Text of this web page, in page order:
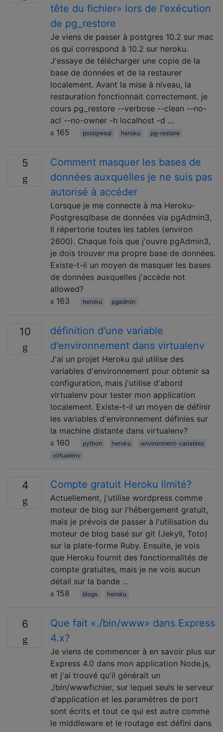
tête du fichier» lors de l'exécution
de pg_restore
Je viens de passer à postgres 10.2 sur mac
os qui correspond à 10.2 sur heroku.
J'essaye de télécharger une copie de la
base de données et de la restaurer
localement. Avant la mise à niveau, la
restauration fonctionnait correctement. je
cours pg_restore --verbose --clean --no-
acl --no-owner -h localhost -d …
165
postgresql heroku pg-restore
5
Comment masquer les bases de
données auxquelles je ne suis pas
autorisé à accéder
Lorsque je me connecte à ma Heroku-
Postgresqlbase de données via pgAdmin3,
Il répertorie toutes les tables (environ
2600). Chaque fois que j'ouvre pgAdmin3,
je dois trouver ma propre base de données.
Existe-t-il un moyen de masquer les bases
de données auxquelles j'accède not
allowed?
163
heroku pgadmin
10
définition d'une variable
d'environnement dans virtualenv
J'ai un projet Heroku qui utilise des
variables d'environnement pour obtenir sa
configuration, mais j'utilise d'abord
virtualenv pour tester mon application
localement. Existe-t-il un moyen de définir
les variables d'environnement définies sur
la machine distante dans virtualenv?
160
python heroku
environment-variables
virtualenv
4 Compte gratuit Heroku limité?
Actuellement, j'utilise wordpress comme
moteur de blog sur l'hébergement gratuit,
mais je prévois de passer à l'utilisation du
moteur de blog basé sur git (Jekyll, Toto)
sur la plate-forme Ruby. Ensuite, je vois
que Heroku fournit des fonctionnalités de
compte gratuites, mais je ne vois aucun
détail sur la bande …
158
blogs heroku
6
Que fait «./bin/www» dans Express
4.x?
Je viens de commencer à en savoir plus sur
Express 4.0 dans mon application Node.js,
et j'ai trouvé qu'il générait un
./bin/wwwfichier, sur lequel seuls le serveur
d'application et les paramètres de port
sont écrits et tout ce qui est autre comme
le middleware et le routage est défini dans